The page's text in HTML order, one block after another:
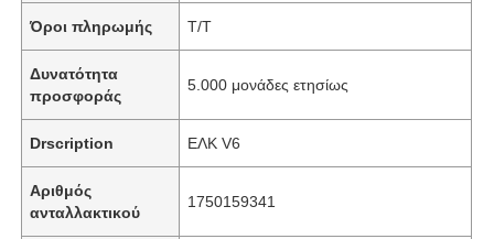
Όροι πληρωμής T/T
Δυνατότητα
προσφοράς
5.000 μονάδες ετησίως
Drscription ΕΛΚ V6
Αριθμός
ανταλλακτικού
1750159341